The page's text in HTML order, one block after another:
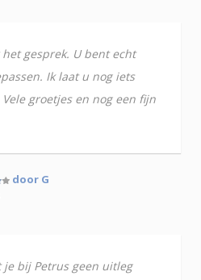
gesprek. U bent echt
Ik laat u nog iets
groetjes en nog een fijn
door G
je bij Petrus geen uitleg